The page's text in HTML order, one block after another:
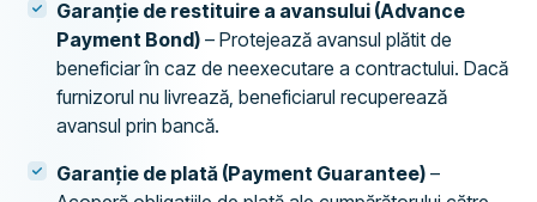
Garanție de restituire a avansului (Advance
Payment Bond) – Protejează avansul plătit de
beneficiar în caz de neexecutare a contractului. Dacă
furnizorul nu livrează, beneficiarul recuperează
avansul prin bancă.
Garanție de plată (Payment Guarantee) –